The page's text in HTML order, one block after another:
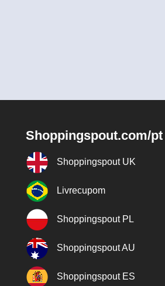
Shoppingspout.com/pt
Shoppingspout UK
Livrecupom
Shoppingspout PL
Shoppingspout AU
Shoppingspout ES